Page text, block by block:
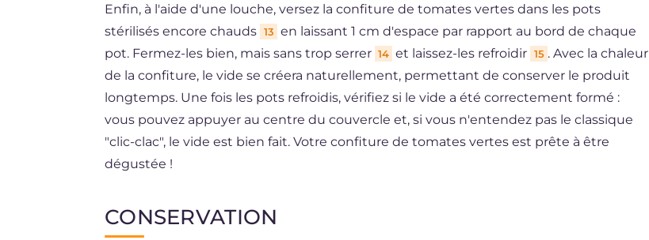
Enfin, à l'aide d'une louche, versez la confiture de tomates vertes dans les pots
stérilisés encore chauds 13 en laissant 1 cm d'espace par rapport au bord de chaque
pot. Fermez-les bien, mais sans trop serrer 14 et laissez-les refroidir 15 . Avec la chaleur
de la confiture, le vide se créera naturellement, permettant de conserver le produit
longtemps. Une fois les pots refroidis, vérifiez si le vide a été correctement formé :
vous pouvez appuyer au centre du couvercle et, si vous n'entendez pas le classique
"clic-clac", le vide est bien fait. Votre confiture de tomates vertes est prête à être
dégustée !
CONSERVATION